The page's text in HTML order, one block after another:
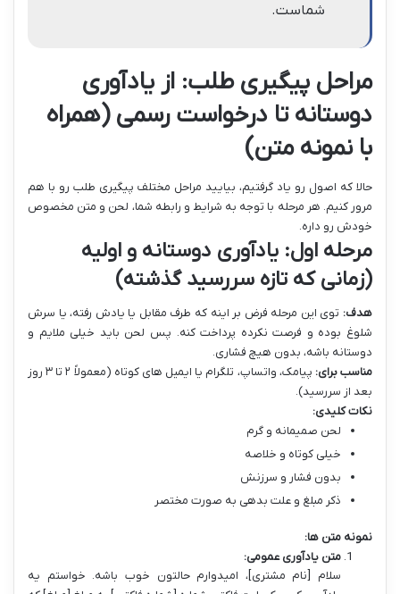
شماست.
مراحل پیگیری طلب: از یادآوری
دوستانه تا درخواست رسمی (همراه
با نمونه متن)
حالا که اصول رو یاد گرفتیم، بیایید مراحل مختلف پیگیری طلب رو با هم
مرور کنیم. هر مرحله با توجه به شرایط و رابطه شما، لحن و متن مخصوص
خودش رو داره.
مرحله اول: یادآوری دوستانه و اولیه
(زمانی که تازه سررسید گذشته)
هدف: توی این مرحله فرض بر اینه که طرف مقابل یا یادش رفته، یا سرش
شلوغ بوده و فرصت نکرده پرداخت کنه. پس لحن باید خیلی ملایم و
دوستانه باشه، بدون هیچ فشاری.
مناسب برای:
پیامک، واتساپ، تلگرام یا ایمیل های کوتاه (معمولاً ۲ تا ۳ روز
بعد از سررسید).
نکات کلیدی:
لحن صمیمانه و گرم
خیلی کوتاه و خلاصه
بدون فشار و سرزنش
ذکر مبلغ و علت بدهی به صورت مختصر
نمونه متن ها:
متن یادآوری عمومی:
سلام [نام مشتری]، امیدوارم حالتون خوب باشه. خواستم یه